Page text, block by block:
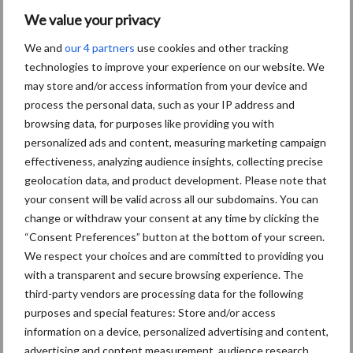
We value your privacy
We and our 4 partners use cookies and other tracking
technologies to improve your experience on our website. We
may store and/or access information from your device and
process the personal data, such as your IP address and
browsing data, for purposes like providing you with
personalized ads and content, measuring marketing campaign
effectiveness, analyzing audience insights, collecting precise
geolocation data, and product development. Please note that
your consent will be valid across all our subdomains. You can
change or withdraw your consent at any time by clicking the
“Consent Preferences” button at the bottom of your screen.
We respect your choices and are committed to providing you
with a transparent and secure browsing experience. The
third-party vendors are processing data for the following
purposes and special features: Store and/or access
information on a device, personalized advertising and content,
advertising and content measurement, audience research,